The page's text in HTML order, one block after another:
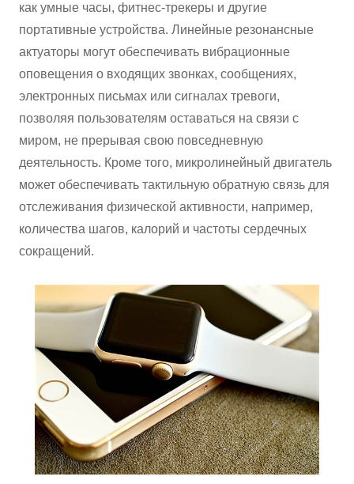
как умные часы, фитнес-трекеры и другие
портативные устройства. Линейные резонансные
актуаторы могут обеспечивать вибрационные
оповещения о входящих звонках, сообщениях,
электронных письмах или сигналах тревоги,
позволяя пользователям оставаться на связи с
миром, не прерывая свою повседневную
деятельность. Кроме того, микролинейный двигатель
может обеспечивать тактильную обратную связь для
отслеживания физической активности, например,
количества шагов, калорий и частоты сердечных
сокращений.